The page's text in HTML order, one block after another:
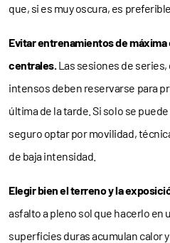
que, si es muy oscura, es
Evitar entrenamientos de máxima
centrales. Las sesiones de
intensos deben reservarse para
última de la tarde. Si solo se
seguro optar por movilidad,
de baja intensidad.
Elegir bien el terreno y la
asfalto a pleno sol que hacerlo en
superficies duras acumulan calor